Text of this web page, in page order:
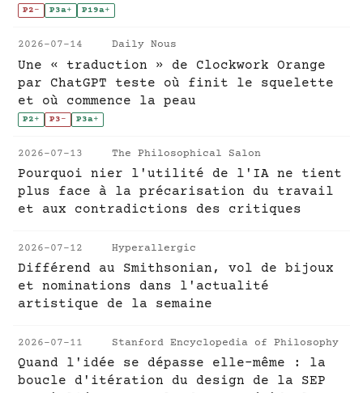
P2- P3a+ P19a+
2026-07-14 Daily Nous
Une « traduction » de Clockwork Orange
par ChatGPT teste où finit le squelette
et où commence la peau
P2+ P3- P3a+
2026-07-13 The Philosophical Salon
Pourquoi nier l'utilité de l'IA ne tient
plus face à la précarisation du travail
et aux contradictions des critiques
2026-07-12 Hyperallergic
Différend au Smithsonian, vol de bijoux
et nominations dans l'actualité
artistique de la semaine
2026-07-11 Stanford Encyclopedia of Philosophy
Quand l'idée se dépasse elle-même : la
boucle d'itération du design de la SEP